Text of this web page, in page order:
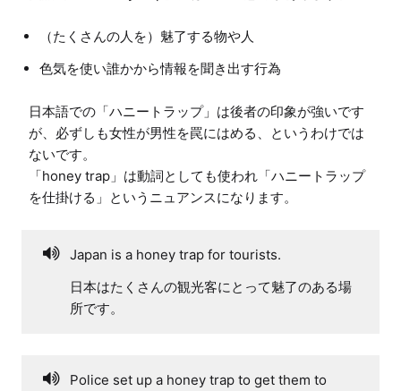
（たくさんの人を）魅了する物や人
色気を使い誰かから情報を聞き出す行為
日本語での「ハニートラップ」は後者の印象が強いです
が、必ずしも女性が男性を罠にはめる、というわけでは
ないです。
「honey trap」は動詞としても使われ「ハニートラップ
Japan is a honey trap for tourists.
日本はたくさんの観光客にとって魅了のある場
所です。
Police set up a honey trap to get them to